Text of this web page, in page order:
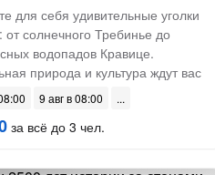
для себя удивительные уголки
от солнечного Требинье до
водопадов Кравице.
природа и культура ждут вас
9 авг в 08:00
за всё до 3 чел.